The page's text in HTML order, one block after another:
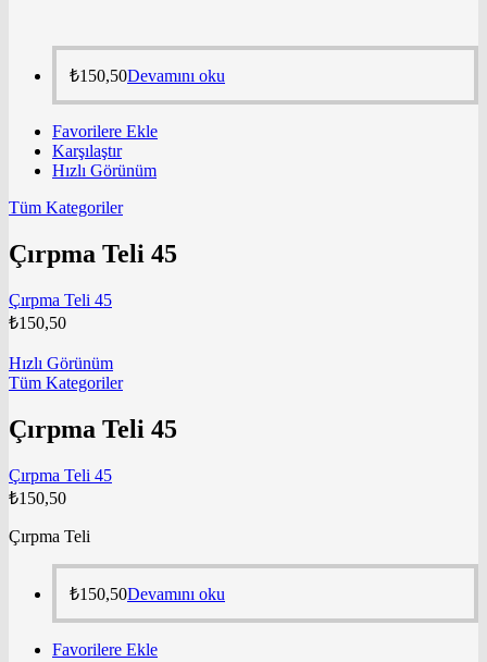
₺150,50Devamını oku
Favorilere Ekle
Karşılaştır
Hızlı Görünüm
Tüm Kategoriler
Çırpma Teli 45
Çırpma Teli 45
₺150,50
Hızlı Görünüm
Tüm Kategoriler
Çırpma Teli 45
Çırpma Teli 45
₺150,50
Çırpma Teli
₺150,50Devamını oku
Favorilere Ekle